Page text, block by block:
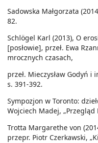
Sadowska Małgorzata
82.
Schlögel Karl (2013), O
[posłowie], przeł. Ewa
mrocznych czasach,
przeł. Mieczysław Godyń i
s. 391-392.
Sympozjon w Toronto:
Wojciech Madej, „Przegląd
Trotta Margarethe von
przepr. Piotr Czerkawski,